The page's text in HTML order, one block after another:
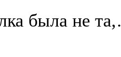
была не